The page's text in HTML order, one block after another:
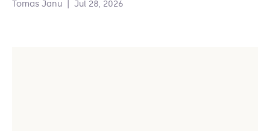
Tomas Janu Jul 28, 2026